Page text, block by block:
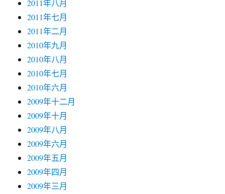
2011年八月
2011年七月
2011年二月
2010年九月
2010年八月
2010年七月
2010年六月
2009年十二月
2009年十月
2009年八月
2009年六月
2009年五月
2009年四月
2009年三月